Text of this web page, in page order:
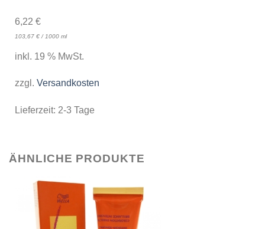
6,22 €
103,67 €/ 1000 ml
inkl. 19 % MwSt.
zzgl. Versandkosten
Lieferzeit: 2-3 Tage
ÄHNLICHE PRODUKTE